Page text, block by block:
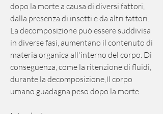
dopo la morte a causa di diversi fattori,
dalla presenza di insetti e da altri fattori.
La decomposizione può essere suddivisa
in diverse fasi, aumentano il contenuto di
materia organica all'interno del corpo. Di
conseguenza, come la ritenzione di fluidi,
durante la decomposizione,Il corpo
umano guadagna peso dopo la morte